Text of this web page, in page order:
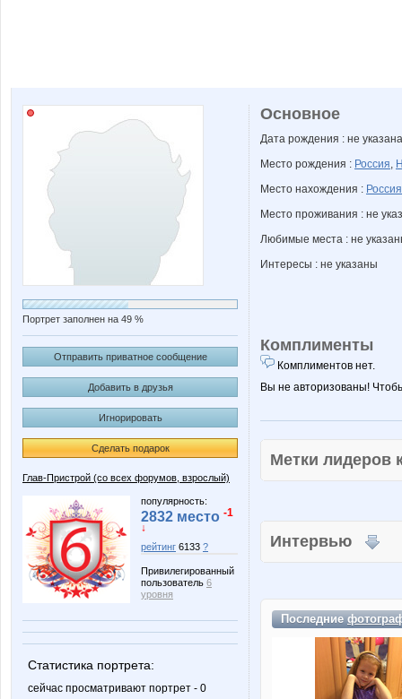
Портрет заполнен на 49 %
Отправить приватное сообщение
Добавить в друзья
Игнорировать
Сделать подарок
Глав-Пристрой (со всех форумов, взрослый)
популярность:
2832 место -1
↓
рейтинг 6133 ?
Привилегированный
пользователь 6
уровня
Статистика портрета:
сейчас просматривают портрет - 0
Основное
Дата рождения : не указана
Место рождения : Россия,
Место нахождения : Россия
Место проживания : не
Любимые места : не
Интересы : не указаны
Комплименты
Комплиментов нет.
Вы не авторизованы!
Метки
Интервью
Последние